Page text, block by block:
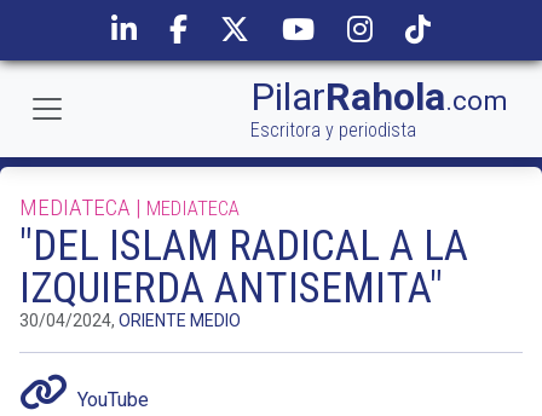
PilarRahola.com
Escritora y periodista
MEDIATECA | MEDIATECA
"DEL ISLAM RADICAL A LA
IZQUIERDA ANTISEMITA"
30/04/2024, ORIENTE MEDIO
YouTube